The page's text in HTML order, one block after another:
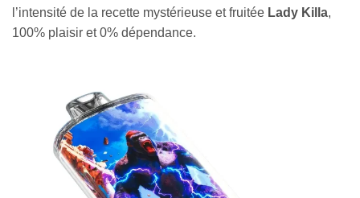
l’intensité de la recette mystérieuse et fruitée Lady Killa,
100% plaisir et 0% dépendance.